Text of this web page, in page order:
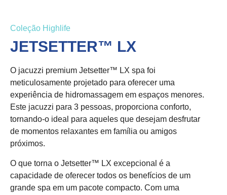
Coleção Highlife
JETSETTER™ LX​
O jacuzzi premium Jetsetter™ LX spa foi
meticulosamente projetado para oferecer uma
experiência de hidromassagem em espaços menores.
Este jacuzzi para 3 pessoas, proporciona conforto,
tornando-o ideal para aqueles que desejam desfrutar
de momentos relaxantes em família ou amigos
próximos.
O que torna o Jetsetter™ LX excepcional é a
capacidade de oferecer todos os benefícios de um
grande spa em um pacote compacto. Com uma